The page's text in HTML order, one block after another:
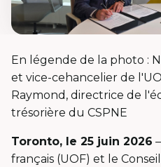
En légende de la photo :
et vice-cehancelier de
Raymond, directrice de
trésorière du CSPNE
Toronto, le 25 juin 2026
français (UOF) et le